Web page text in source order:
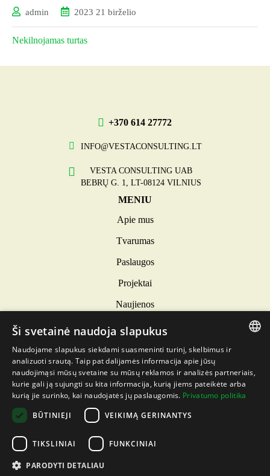
admin
2023 21 birželio
Nekilnojamas turtas
+370 614 27772
INFO@VESTACONSULTING.LT
VESTA CONSULTING UAB
BEBRŲ G. 1, LT-08124 VILNIUS
MENIU
Apie mus
Tvarumas
Paslaugos
Projektai
Naujienos
Kontaktai
Privatumo politika
Slapukų politika
SUTELKIAME JŪSŲ DĖMESĮ Į ATEITĮ
LATVIAN
ENGLISH
Ši svetainė naudoja slapukus
Naudojame slapukus siekdami suasmeninti turinį, skelbimus ir
analizuoti srautą. Taip pat dalijamės informacija apie jūsų
naudojimąsi mūsų svetaine su mūsų reklamos ir analizės partneriais,
kurie gali ją sujungti su kita informacija, kurią jiems pateikėte arba
kurią jie surinko, kai naudojatės jų paslaugomis. Privatumo politika
BŪTINIEJI
VEIKIMĄ GERINANTYS
TIKSLINIAI FUNKCINIAI
PARODYTI DETALIAU